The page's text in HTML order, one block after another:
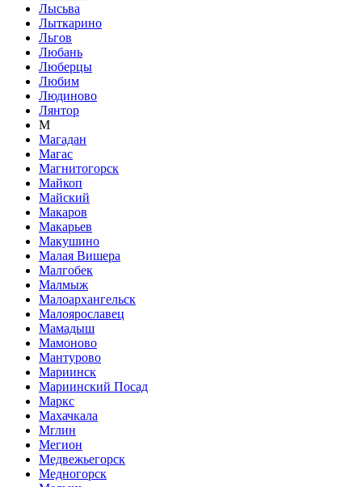
Лысьва
Лыткарино
Льгов
Любань
Люберцы
Любим
Людиново
Лянтор
М
Магадан
Магас
Магнитогорск
Майкоп
Майский
Макаров
Макарьев
Макушино
Малая Вишера
Малгобек
Малмыж
Малоархангельск
Малоярославец
Мамадыш
Мамоново
Мантурово
Мариинск
Мариинский Посад
Маркс
Махачкала
Мглин
Мегион
Медвежьегорск
Медногорск